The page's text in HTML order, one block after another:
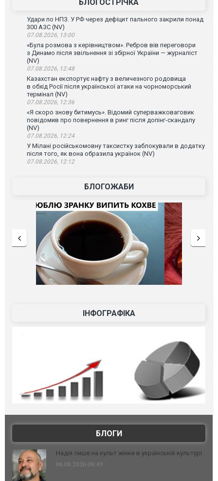
БЛОГОСТРІЧКА
Удари по НПЗ. У РФ через дефіцит пального закрили понад
300 АЗС (NV)
07.08.2026, 13:00
«Була розмова з керівництвом». Ребров вів переговори
з Динамо після звільнення зі збірної України — журналіст
(NV)
07.08.2026, 12:48
Казахстан експортує нафту з величезного родовища
в обхід Росії після української атаки на чорноморський
термінал (NV)
07.08.2026, 12:36
«Я скоро знову битимусь». Відомий суперважковаговик
повідомив про повернення в ринг після допінг-скандалу
(NV)
07.08.2026, 12:24
У Мілані російськомовну таксистку заблокували в додатку
після того, як вона образила українок (NV)
07.08.2026, 12:12
БЛОГОЖАБИ
ІНФОГРАФІКА
БЛОГИ
Надія лише на культ жінки в українській культурі
06.08.2026 08:49